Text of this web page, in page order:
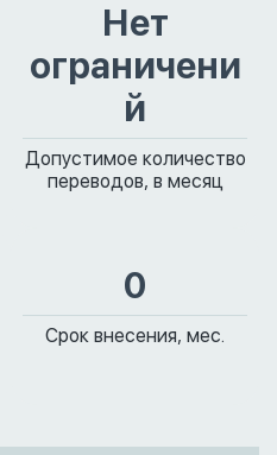
Нет
ограничени
й
Допустимое количество
переводов, в месяц
0
Срок внесения, мес.